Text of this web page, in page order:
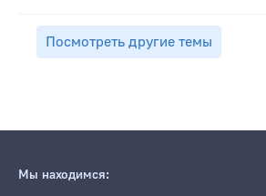
Посмотреть другие темы
Мы находимся: